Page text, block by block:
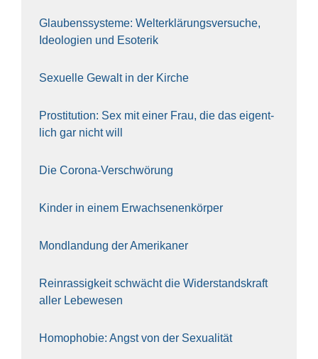
Glau­bens­sys­te­me: Welt­erklä­rungs­ver­su­che,
Ideo­lo­gien und Eso­te­rik
Sexu­el­le Gewalt in der Kir­che
Pro­sti­tu­ti­on: Sex mit einer Frau, die das eigent­
lich gar nicht will
Die Coro­na-Ver­schwö­rung
Kin­der in einem Erwach­se­nen­kör­per
Mond­lan­dung der Ame­ri­ka­ner
Rein­ras­sig­keit schwächt die Wider­stands­kraft
aller Lebe­we­sen
Homo­pho­bie: Angst von der Sexua­li­tät